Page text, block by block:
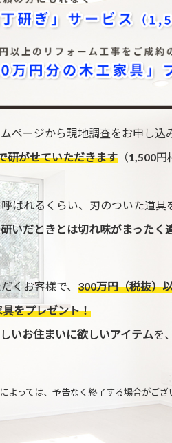
ページから現地調査をお申し込
研がせていただきます（1,500円
ばれるくらい、刃のついた道具
いだときとは切れ味がまったく
くお客様で、 300万円（税抜）
をプレゼント！
いお住まいに欲しいアイテムを
っては、予告なく終了する場合がござ